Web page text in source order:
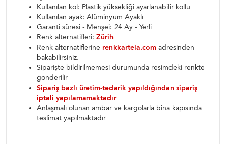
Kullanılan kol: Plastik yüksekliği ayarlanabilir kollu
Kullanılan ayak: Alüminyum Ayaklı
Garanti süresi - Menşei: 24 Ay - Yerli
Renk alternatifleri: Zürih
Renk alternatiflerine renkkartela.com adresinden
bakabilirsiniz.
Siparişte bildirilmemesi durumunda resimdeki renkte
gönderilir
Sipariş bazlı üretim-tedarik yapıldığından sipariş
iptali yapılamamaktadır
Anlaşmalı olunan ambar ve kargolarla bina kapısında
teslimat yapılmaktadır